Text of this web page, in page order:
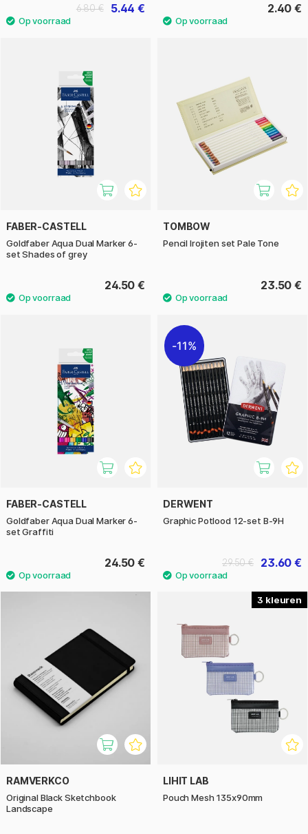
5.44 €
6.80 € 2.40 €
FABER-CASTELL
Goldfaber Aqua Dual Marker 6-
set Shades of grey
24.50 €
TOMBOW
Pencil Irojiten set Pale Tone
23.50 €
FABER-CASTELL
Goldfaber Aqua Dual Marker 6-
set Graffiti
24.50 €
11%
DERWENT
Graphic Potlood 12-set B-9H
23.60 €
29.50 €
RAMVERKCO
Original Black Sketchbook
Landscape
3
LIHIT LAB
Pouch Mesh 135x90mm